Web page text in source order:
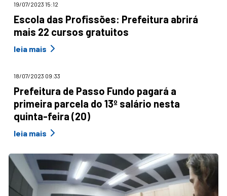
19/07/2023 15:12
Escola das Profissões: Prefeitura abrirá
mais 22 cursos gratuitos
leia mais
18/07/2023 09:33
Prefeitura de Passo Fundo pagará a
primeira parcela do 13º salário nesta
quinta-feira (20)
leia mais